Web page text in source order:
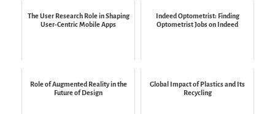
The User Research Role in Shaping
User-Centric Mobile Apps
Indeed Optometrist: Finding
Optometrist Jobs on Indeed
Role of Augmented Reality in the
Future of Design
Global Impact of Plastics and Its
Recycling